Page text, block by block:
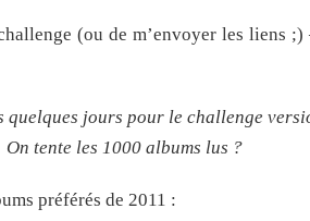
(ou de m’envoyer les liens ;)
quelques jours pour le challenge
On tente les 1000 albums lus ?
préférés de 2011 :